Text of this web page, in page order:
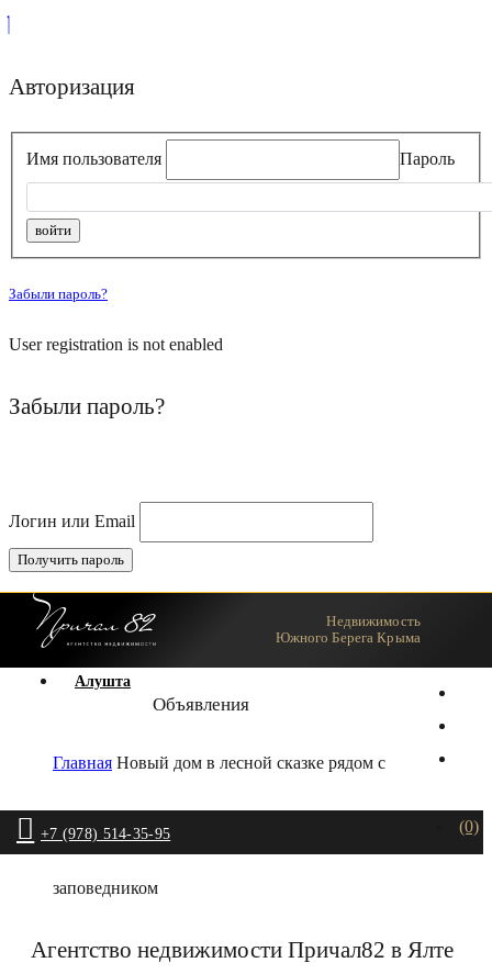
Авторизация
Имя пользователя Пароль
Забыли пароль?
User registration is not enabled
Забыли пароль?
Логин или Email
Ялта
Алушта
+7 (978) 514-35-95 (0)
Недвижимость
Южного Берега Крыма
Объявления
Главная Новый дом в лесной сказке рядом с
заповедником
Агентство недвижимости Причал82 в Ялте